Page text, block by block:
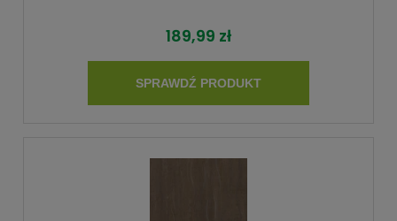
189,99 zł
SPRAWDŹ PRODUKT